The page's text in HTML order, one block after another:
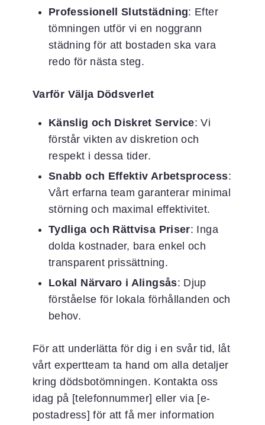
Professionell Slutstädning: Efter
tömningen utför vi en noggrann
städning för att bostaden ska vara
redo för nästa steg.
Varför Välja Dödsverlet
Känslig och Diskret Service: Vi
förstår vikten av diskretion och
respekt i dessa tider.
Snabb och Effektiv Arbetsprocess:
Vårt erfarna team garanterar minimal
störning och maximal effektivitet.
Tydliga och Rättvisa Priser: Inga
dolda kostnader, bara enkel och
transparent prissättning.
Lokal Närvaro i Alingsås: Djup
förståelse för lokala förhållanden och
behov.
För att underlätta för dig i en svår tid, låt
vårt expertteam ta hand om alla detaljer
kring dödsbotömningen. Kontakta oss
idag på [telefonnummer] eller via [e-
postadress] för att få mer information